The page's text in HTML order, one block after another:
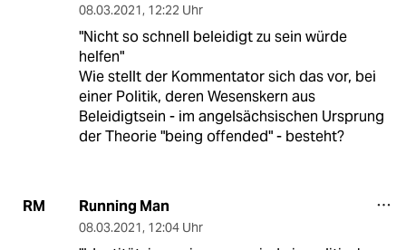
08.03.2021, 12:22 Uhr
"Nicht so schnell beleidigt zu sein würde
helfen"
Wie stellt der Kommentator sich das vor, bei
einer Politik, deren Wesenskern aus
Beleidigtsein - im angelsächsischen Ursprung
der Theorie "being offended" - besteht?
RM Running Man
08.03.2021, 12:04 Uhr